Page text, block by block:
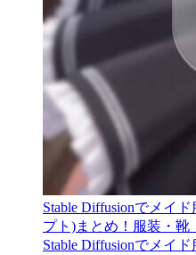
Stable Diffusionでメイ
プト)まとめ！服装・靴
Stable Diffusionでメイ